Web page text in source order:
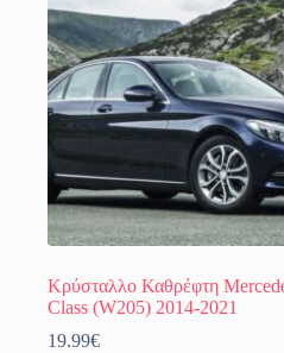
Κρύσταλλο Καθρέφτη
Class (W205) 2014-2021
19.99€